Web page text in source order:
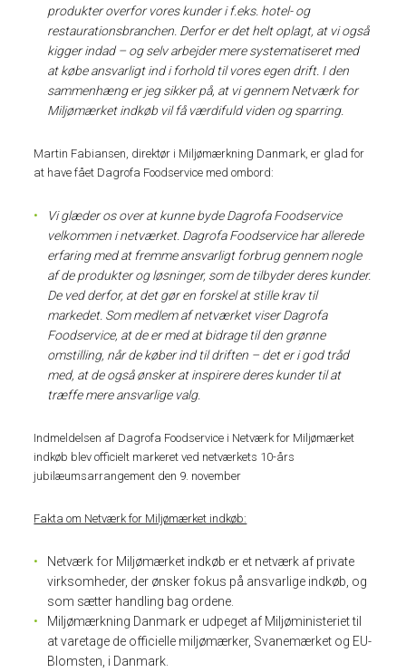
produkter overfor vores kunder i f.eks. hotel- og
restaurationsbranchen. Derfor er det helt oplagt, at vi også
kigger indad – og selv arbejder mere systematiseret med
at købe ansvarligt ind i forhold til vores egen drift. I den
sammenhæng er jeg sikker på, at vi gennem Netværk for
Miljømærket indkøb vil få værdifuld viden og sparring.
Martin Fabiansen, direktør i Miljømærkning Danmark, er glad for
at have fået Dagrofa Foodservice med ombord:
Vi glæder os over at kunne byde Dagrofa Foodservice
velkommen i netværket. Dagrofa Foodservice har allerede
erfaring med at fremme ansvarligt forbrug gennem nogle
af de produkter og løsninger, som de tilbyder deres kunder.
De ved derfor, at det gør en forskel at stille krav til
markedet. Som medlem af netværket viser Dagrofa
Foodservice, at de er med at bidrage til den grønne
omstilling, når de køber ind til driften – det er i god tråd
med, at de også ønsker at inspirere deres kunder til at
træffe mere ansvarlige valg.
Indmeldelsen af Dagrofa Foodservice i Netværk for Miljømærket
indkøb blev officielt markeret ved netværkets 10-års
jubilæumsarrangement den 9. november
Fakta om Netværk for Miljømærket indkøb:
Netværk for Miljømærket indkøb er et netværk af private
virksomheder, der ønsker fokus på ansvarlige indkøb, og
som sætter handling bag ordene.
Miljømærkning Danmark er udpeget af Miljøministeriet til
at varetage de officielle miljømærker, Svanemærket og EU-
Blomsten, i Danmark.